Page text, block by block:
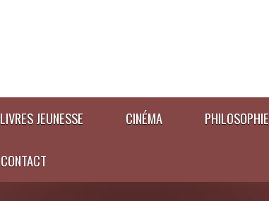
LIVRES JEUNESSE CINÉMA PHILOSOPHIE
CONTACT